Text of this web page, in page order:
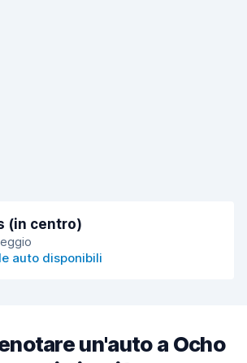
(in centro)
auto disponibili
un'auto a Ocho